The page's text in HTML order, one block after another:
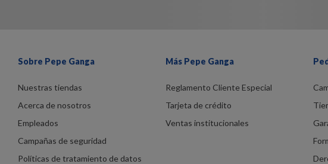
Sobre Pepe Ganga
Nuestras tiendas
Acerca de nosotros
Empleados
Campañas de seguridad
Políticas de tratamiento de datos
Más Pepe Ganga
Reglamento Cliente Especial
Tarjeta de crédito
Ventas institucionales